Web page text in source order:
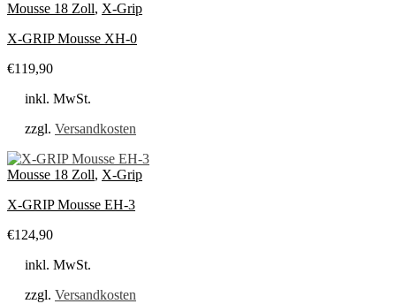
Mousse 18 Zoll, X-Grip
X-GRIP Mousse XH-0
€119,90
inkl. MwSt.
zzgl. Versandkosten
Mousse 18 Zoll, X-Grip
X-GRIP Mousse EH-3
€124,90
inkl. MwSt.
zzgl. Versandkosten